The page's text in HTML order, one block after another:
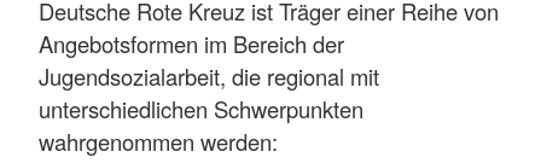
Deutsche Rote Kreuz ist Träger einer Reihe von
Angebotsformen im Bereich der
Jugendsozialarbeit, die regional mit
unterschiedlichen Schwerpunkten
wahrgenommen werden: